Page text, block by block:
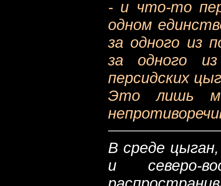
- и что-то
одном
за одного из
за одного
персидских
Это лишь
В среде
и северо-